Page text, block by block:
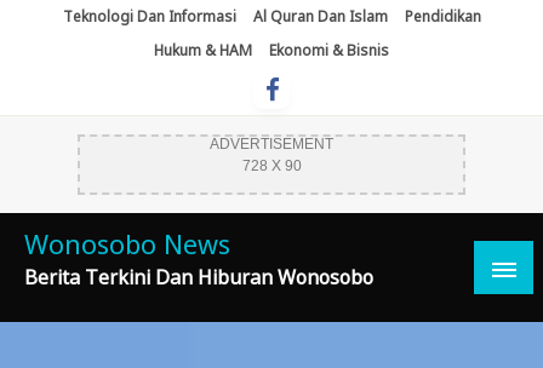
Teknologi Dan Informasi Al Quran Dan Islam
Pendidikan
Hukum & HAM
Ekonomi & Bisnis
ADVERTISEMENT
728 X 90
Wonosobo News
Berita Terkini Dan Hiburan Wonosobo